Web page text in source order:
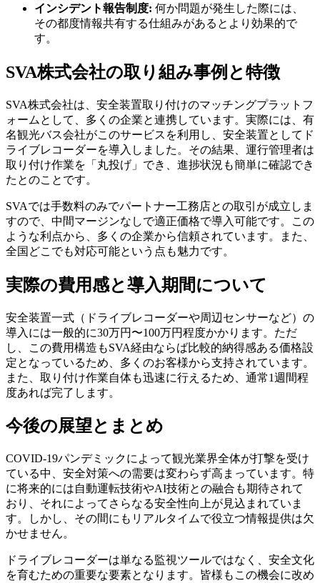
インシデント報告制度: 何か問題が発生した際には、
その都度情報共有する仕組みがあるとより効果的で
す。
SVA株式会社の取り組み事例と特徴
SVA株式会社は、安全装置取り付けのマッチングプラットフ
ォームとして、多くの企業と連携しています。実際には、有
名観光バス会社がこのサービスを利用し、安全装置としてド
ライブレコーダーを導入しました。その結果、運行管理者は
取り付け作業を「丸投げ」でき、進捗状況も簡単に確認でき
たとのことです。
SVAでは手数料のみでパートナー工務店との取引が成立しま
すので、中間マージンなしで適正価格で導入可能です。この
ような利点から、多くの企業から信頼されています。また、
全国どこでも対応可能という点も魅力です。
実際の費用感と導入期間について
安全装置一式（ドライブレコーダーや周辺センサーなど）の
導入には一般的に30万円〜100万円程度かかります。ただ
し、この費用構造もSVA経由ならば比較的納得感ある価格設
定となっているため、多くのお客様から支持されています。
また、取り付け作業自体も迅速に行えるため、通常1週間程
度あれば完了します。
今後の展望とまとめ
COVID-19パンデミックによって観光業界全体が打撃を受け
ている中、安全対策への需要は変わらず高まっています。特
に将来的には自動運転技術やAI技術との融合も期待されて
おり、それによってさらなる安全性向上が見込まれていま
す。しかし、その間にもリアルタイムで役立つ情報提供は欠
かせません。
ドライブレコーダーは単なる監視ツールではなく、安全文化
を育むための重要な要素となります。皆様もこの機会に改め